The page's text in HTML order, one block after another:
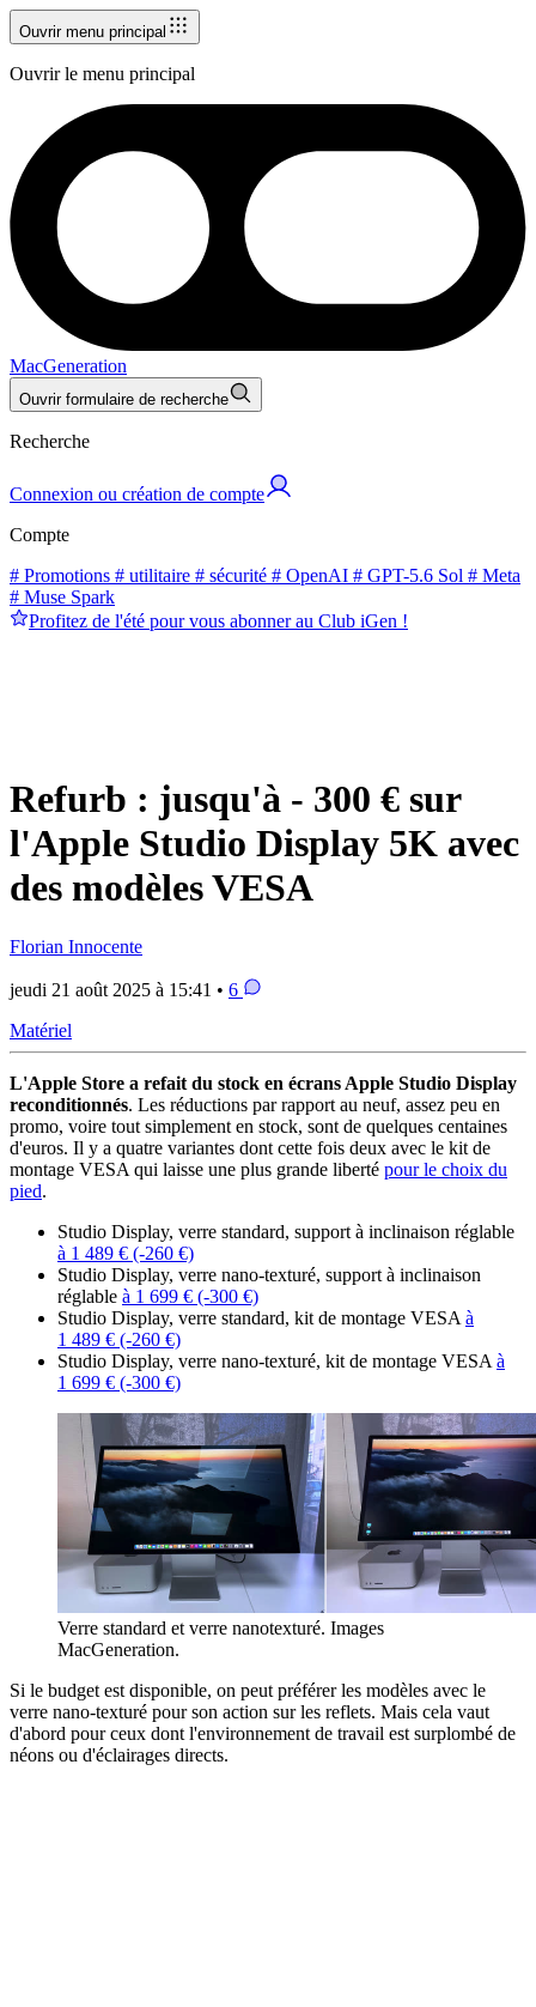
Ouvrir menu principal
Ouvrir le menu principal
MacGeneration
Ouvrir formulaire de recherche
Recherche
Connexion ou création de compte
Compte
# Promotions # utilitaire # sécurité # OpenAI # GPT-5.6 Sol # Meta
# Muse Spark
Profitez de l'été pour vous abonner au Club iGen !
Refurb : jusqu'à - 300 € sur
l'Apple Studio Display 5K avec
des modèles VESA
Florian Innocente
jeudi 21 août 2025 à 15:41 • 6
Matériel
L'Apple Store a refait du stock en écrans Apple Studio Display
reconditionnés. Les réductions par rapport au neuf, assez peu en
promo, voire tout simplement en stock, sont de quelques centaines
d'euros. Il y a quatre variantes dont cette fois deux avec le kit de
montage VESA qui laisse une plus grande liberté pour le choix du
pied.
Studio Display, verre standard, support à inclinaison réglable
à 1 489 € (-260 €)
Studio Display, verre nano-texturé, support à inclinaison
réglable à 1 699 € (-300 €)
Studio Display, verre standard, kit de montage VESA à
1 489 € (-260 €)
Studio Display, verre nano-texturé, kit de montage VESA à
1 699 € (-300 €)
Verre standard et verre nanotexturé. Images
MacGeneration.
Si le budget est disponible, on peut préférer les modèles avec le
verre nano-texturé pour son action sur les reflets. Mais cela vaut
d'abord pour ceux dont l'environnement de travail est surplombé de
néons ou d'éclairages directs.